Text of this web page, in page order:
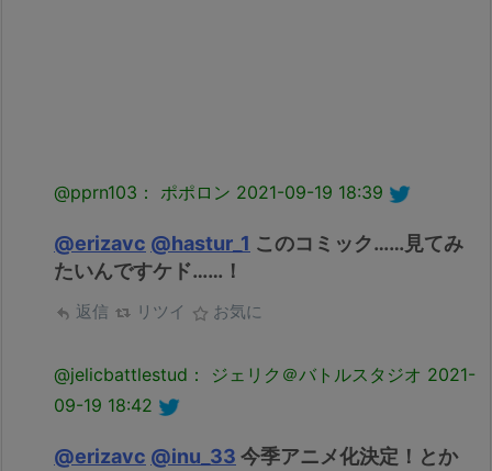
@pprn103： ポポロン 2021-09-19 18:39
@erizavc @hastur_1 このコミック……見てみ
たいんですケド……！
返信 リツイ お気に
@jelicbattlestud： ジェリク＠バトルスタジオ 2021-
09-19 18:42
@erizavc @inu_33 今季アニメ化決定！とか